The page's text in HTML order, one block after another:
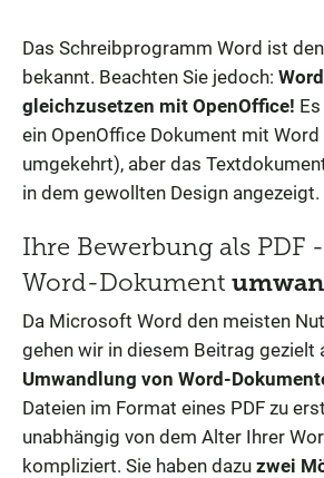
Das Schreibprogramm Word ist
bekannt. Beachten Sie jedoch:
gleichzusetzen mit OpenOffice!
ein OpenOffice Dokument mit Word
umgekehrt), aber das
in dem gewollten Design angezeigt.
Ihre Bewerbung als PDF
Word-Dokument
Da Microsoft Word den meisten
gehen wir in diesem Beitrag gezielt
Umwandlung von Word-
Dateien im Format eines PDF zu
unabhängig von dem Alter Ihrer
kompliziert. Sie haben dazu zwei